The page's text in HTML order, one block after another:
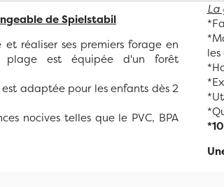
de Spielstabil
réaliser ses premiers forage en
plage est équipée d'un forêt
adaptée pour les enfants dès 2
nocives telles que le PVC, BPA
La